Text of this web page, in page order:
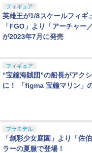
フィギュア
英雄王が1/8スケールフィギ
「FGO」より「アーチャー
が2023年7月に発売
フィギュア
“宝鐘海賊団”の船長がアク
に！ 「figma 宝鐘マリン」
プラモデル
「創彩少女庭園」より「佐
ラーの夏服で登場！